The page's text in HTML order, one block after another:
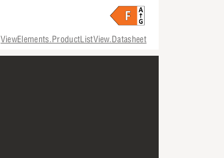
ViewElements.ProductListView.Datasheet